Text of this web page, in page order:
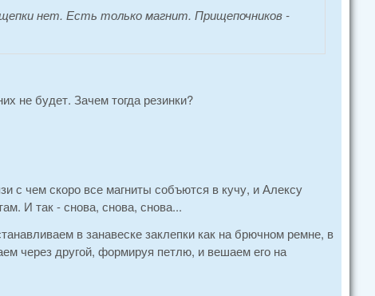
нет. Есть только магнит. Прищепочников -
не будет. Зачем тогда резинки?
с чем скоро все магниты собъются в кучу, и Алексу
И так - снова, снова, снова...
в занавеске заклепки как на брючном ремне, в
через другой, формируя петлю, и вешаем его на